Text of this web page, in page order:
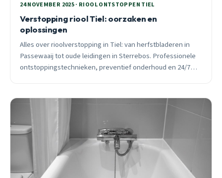
24 NOVEMBER 2025 · RIOOL ONTSTOPPEN TIEL
Verstopping riool Tiel: oorzaken en
oplossingen
Alles over rioolverstopping in Tiel: van herfstbladeren in
Passewaaij tot oude leidingen in Sterrebos. Professionele
ontstoppingstechnieken, preventief onderhoud en 24/7